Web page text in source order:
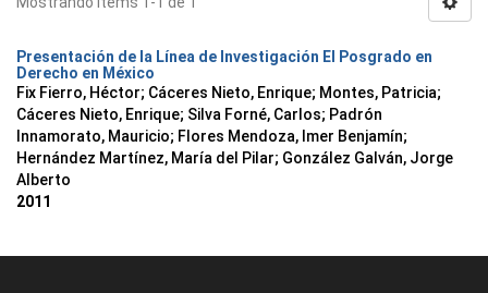
Presentación de la Línea de Investigación El Posgrado en
Derecho en México
Fix Fierro, Héctor; Cáceres Nieto, Enrique; Montes, Patricia;
Cáceres Nieto, Enrique; Silva Forné, Carlos; Padrón
Innamorato, Mauricio; Flores Mendoza, Imer Benjamín;
Hernández Martínez, María del Pilar; González Galván, Jorge
Alberto
2011